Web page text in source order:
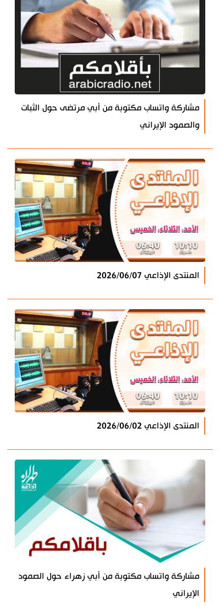
مشاركة واتساب مكتوبة من أبي مرتضى حول الثبات
والصمود الإيراني
المنتدى الإذاعي 2026/06/07
المنتدى الإذاعي 2026/06/02
مشاركة واتساب مكتوبة من أبي زهراء حول الصمود
الإيراني